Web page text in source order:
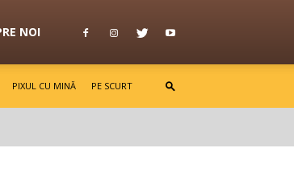
NOI
PIXUL CU MINĂ PE SCURT